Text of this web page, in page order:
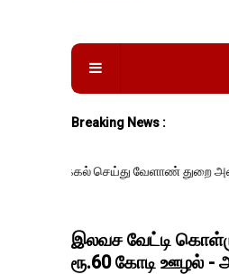
Breaking News :
செய்து வேளாண் துறை அமைச்சர் வினோத்
இலவச வேட்டி
ரூ.60 கோடி ஊழல்